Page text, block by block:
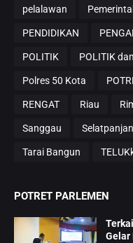
pelalawan
PENDIDIKAN
POLITIK POLITIK
Polres 50 Kota
RENGAT Riau
Sanggau
Tarai Bangun
POTRET PARLEMEN
Gelar